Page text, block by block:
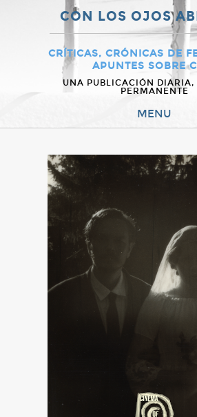
CON LOS OJOS
CRÍTICAS, CRÓNICAS DE
APUNTES SOBRE
UNA PUBLICACIÓN DIARIA,
PERMANENTE
MENU